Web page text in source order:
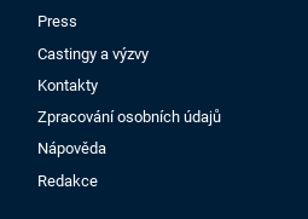
Press
Castingy a výzvy
Kontakty
Zpracování osobních údajů
Nápověda
Redakce